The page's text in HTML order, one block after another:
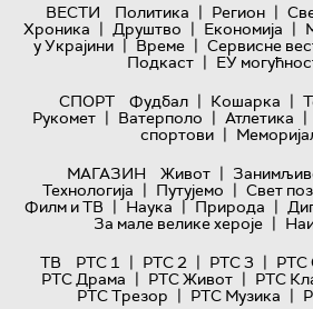
ВЕСТИ Политика | Регион |
Хроника | Друштво | Економија |
у Украјини | Време | Сервисне
Подкаст | ЕУ
СПОРТ
Фудбал | Кошарка |
Рукомет | Ватерполо | Атлетика |
спортови |
МАГАЗИН
Живот |
Технологијa | Путујемо | Свет
Филм и ТВ | Наука | Природа |
За мале велике хероје |
ТВ
РТС 1 | РТС 2 | РТС 3 | РТС
РТС Драма | РТС Живот | РТС
РТС Трезор | РТС Музика |